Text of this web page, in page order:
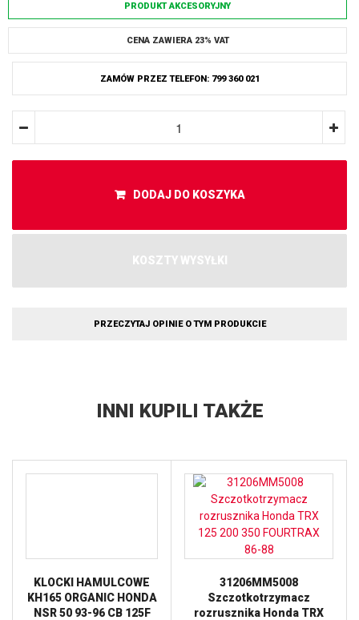
PRODUKT AKCESORYJNY
CENA ZAWIERA 23% VAT
ZAMÓW PRZEZ TELEFON: 799 360 021
DODAJ DO KOSZYKA
KOSZTY WYSYŁKI
PRZECZYTAJ OPINIE O TYM PRODUKCIE
INNI KUPILI TAKŻE
KLOCKI HAMULCOWE
KH165 ORGANIC HONDA
NSR 50 93-96 CB 125F
31206MM5008
Szczotkotrzymacz
rozrusznika Honda TRX